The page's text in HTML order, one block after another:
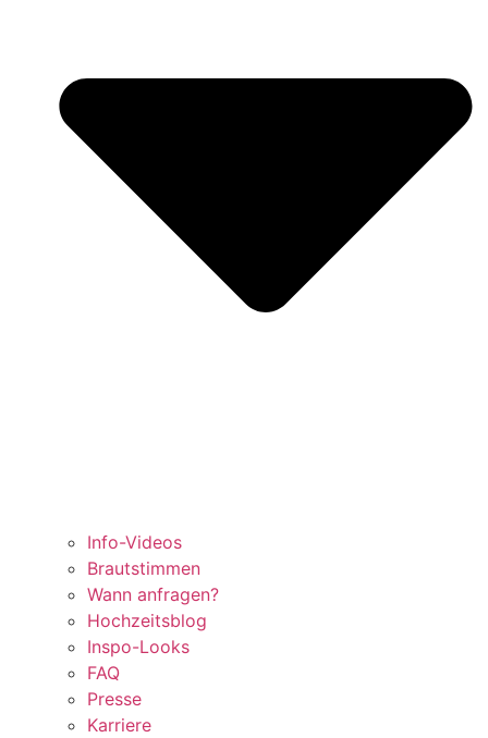
Info-Videos
Brautstimmen
Wann anfragen?
Hochzeitsblog
Inspo-Looks
FAQ
Presse
Karriere